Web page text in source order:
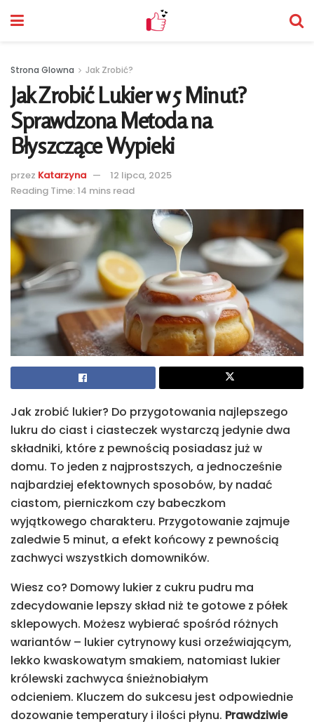
Strona Glowna Jak Zrobić?
Jak Zrobić Lukier w 5 Minut?
Sprawdzona Metoda na
Błyszczące Wypieki
przez Katarzyna
12 lipca, 2025
Reading Time: 14 mins read
Jak zrobić lukier? Do przygotowania najlepszego
lukru do ciast i ciasteczek wystarczą jedynie dwa
składniki, które z pewnością posiadasz już w
domu. To jeden z najprostszych, a jednocześnie
najbardziej efektownych sposobów, by nadać
ciastom, pierniczkom czy babeczkom
wyjątkowego charakteru. Przygotowanie zajmuje
zaledwie 5 minut, a efekt końcowy z pewnością
zachwyci wszystkich domowników.
Wiesz co? Domowy lukier z cukru pudru ma
zdecydowanie lepszy skład niż te gotowe z półek
sklepowych. Możesz wybierać spośród różnych
wariantów – lukier cytrynowy kusi orzeźwiającym,
lekko kwaskowatym smakiem, natomiast lukier
królewski zachwyca śnieżnobiałym
odcieniem. Kluczem do sukcesu jest odpowiednie
dozowanie temperatury i ilości płynu. Prawdziwie